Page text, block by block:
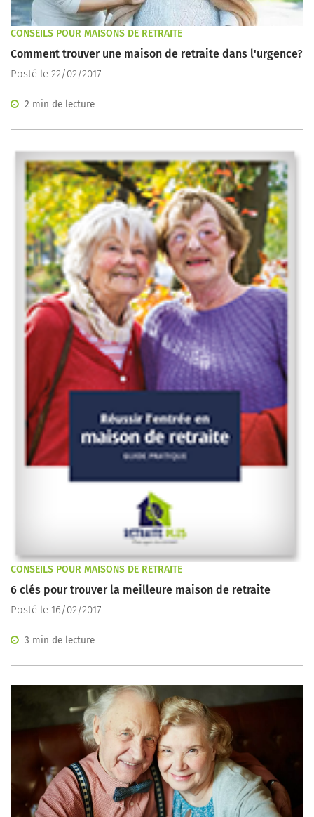
CONSEILS POUR MAISONS DE RETRAITE
Comment trouver une maison de retraite dans l'urgence?
Posté le 22/02/2017
2 min de lecture
CONSEILS POUR MAISONS DE RETRAITE
6 clés pour trouver la meilleure maison de retraite
Posté le 16/02/2017
3 min de lecture